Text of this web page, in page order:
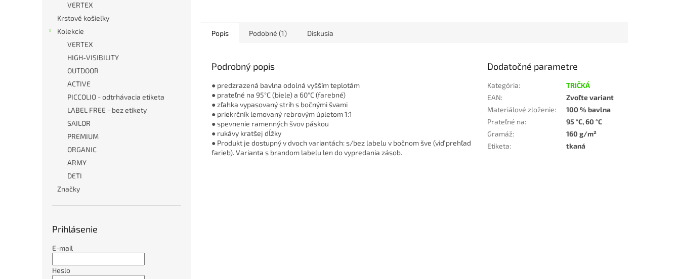
VERTEX
Krstové košieľky
Kolekcie
VERTEX
HIGH-VISIBILITY
OUTDOOR
ACTIVE
PICCOLIO - odtrhávacia etiketa
LABEL FREE - bez etikety
SAILOR
PREMIUM
ORGANIC
ARMY
DETI
Značky
Prihlásenie
E-mail
Heslo
Popis Podobné (1) Diskusia
Podrobný popis
● predzrazená bavlna odolná vyšším teplotám
● prateľné na 95°C (biele) a 60°C (farebné)
● zľahka vypasovaný strih s bočnými švami
● priekrčník lemovaný rebrovým úpletom 1:1
● spevnenie ramenných švov páskou
● rukávy kratšej dĺžky
● Produkt je dostupný v dvoch variantách: s/bez labelu v bočnom šve (viď prehľad
farieb). Varianta s brandom labelu len do vypredania zásob.
Dodatočné parametre
Kategória:
TRIČKÁ
EAN:
Zvoľte variant
Materiálové zloženie:
100 % bavlna
Prateľné na:
95 °C, 60 °C
Gramáž:
160 g/m²
Etiketa: tkaná